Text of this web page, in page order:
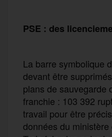
PSE : des
La barre symbolique
devant être
plans de sauvegarde
franchie : 103 392
travail pour être
données du